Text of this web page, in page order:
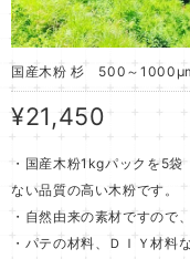
国産木粉 杉 500～
¥21,450
・国産木粉1kgパックを5
ない品質の高い木粉です。
・自然由来の素材ですので
・パテの材料、ＤＩＹ材料